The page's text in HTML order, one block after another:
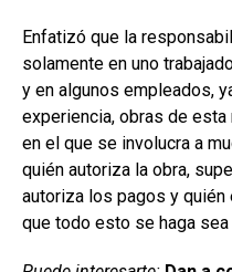
Enfatizó que la
solamente en uno
y en algunos empleados,
experiencia, obras de
en el que se involucra a
quién autoriza la obra,
autoriza los pagos y
que todo esto se haga sea